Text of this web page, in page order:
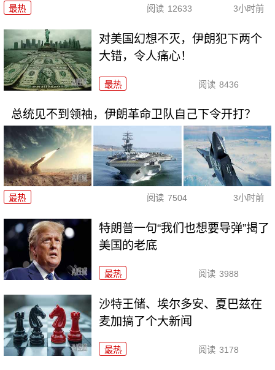
最热 阅读 12633 3小时前
对美国幻想不灭，伊朗犯下两个
大错，令人痛心！
最热 阅读 8436
总统见不到领袖，伊朗革命卫队自己下令开打？
最热 阅读 7504 3小时前
特朗普一句“我们也想要导弹”揭了
美国的老底
最热 阅读 3988
沙特王储、埃尔多安、夏巴兹在
麦加搞了个大新闻
最热 阅读 3178